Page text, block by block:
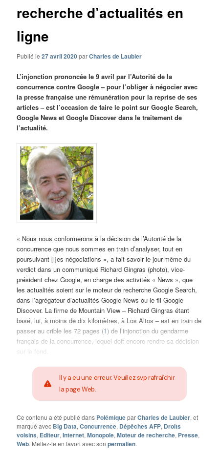
recherche d’actualités en
ligne
Publié le27 avril 2020parCharles de Laubier
L’injonction prononcée le 9 avril par l’Autorité de la
concurrence contre Google – pour l’obliger à négocier avec
la presse française une rémunération pour la reprise de ses
articles – est l’occasion de faire le point sur Google Search,
Google News et Google Discover dans le traitement de
l’actualité.
« Nous nous conformerons à la décision de l’Autorité de la
concurrence que nous sommes en train d’analyser, tout en
poursuivant [l]es négociations », a fait savoir le jour-même du
verdict dans un communiqué Richard Gingras (photo), vice-
président chez Google, en charge des activités « News », que
les actualités soient sur le moteur de recherche Google Search,
dans l’agrégateur d’actualités Google News ou le fil Google
Discover. La firme de Mountain View – Richard Gingras étant
basé, lui, à moins de dix kilomètres, à Los Altos – est en train de
passer au crible les 72 pages (1) de l’injonction du gendarme
français de la concurrence, lequel doit encore rendre sa décision
sur le fond.
Il y a eu une erreur. Veuillez svp rafraîchir
la page Web.
Ce contenu a été publié dans PolémiqueparCharles de Laubier, et
marqué avec Big Data,Concurrence, Dépêches AFP, Droits
voisins, Editeur,Internet,Monopole,Moteur de recherche, Presse,
Web. Mettez-le en favori avec sonpermalien.